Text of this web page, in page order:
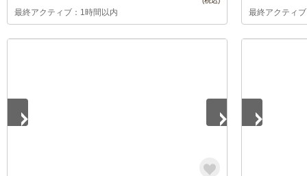
最終アクティブ：1時間以内 最終アクティ